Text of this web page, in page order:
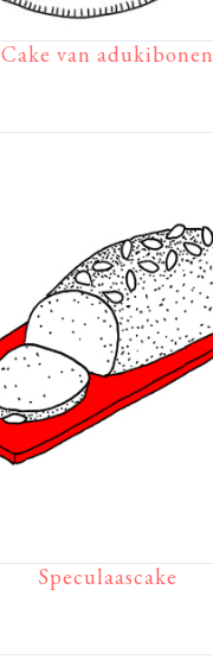
Cake van adukibonen
Speculaascake